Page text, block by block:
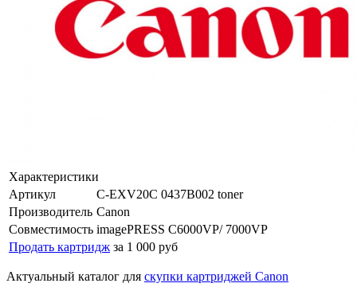
Характеристики
Артикул
C-EXV20C 0437B002 toner
Производитель Canon
Совместимость imagePRESS C6000VP/ 7000VP
Продать картридж за 1 000 руб
Актуальный каталог для скупки картриджей Canon